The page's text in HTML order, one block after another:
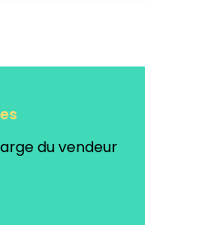
du vendeur